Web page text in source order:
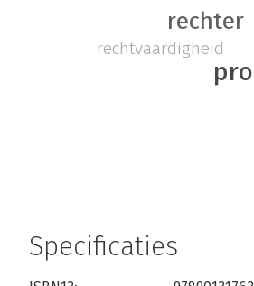
rechter
rechtvaardigheid
Specificaties